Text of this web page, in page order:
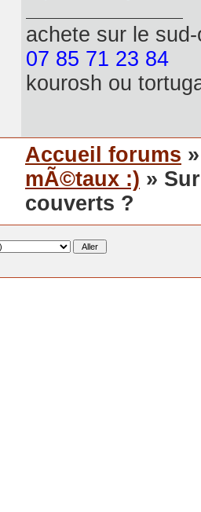
achete sur le
07 85 71 23 84
kourosh ou
Accueil forums
mÃ©taux :) »
couverts ?